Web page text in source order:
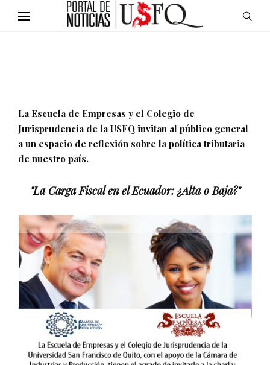
La Escuela de Empresas y el Colegio de
Jurisprudencia de la USFQ invitan al público general
a un espacio de reflexión sobre la política tributaria
de nuestro país.
"La Carga Fiscal en el Ecuador: ¿Alta o Baja?"